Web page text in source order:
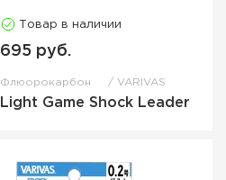
Товар в наличии
695 руб.
Флюорокарбон VARIVAS
Light Game Shock Leader